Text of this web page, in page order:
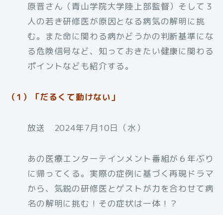
原晋さん（青山学院大学陸上部監督）そして３
人の若き研修医が原因となる病気の解明に挑
む。また命に関わる病かどうかの判断基準にな
る危険信号など、知っておきたい健康に関わる
ポイントなども紹介する。
（1）「だるくて動けない」
放送 2024年7月10日（水）
あの医療エンターテインメント番組が６年ぶり
に帰ってくる。実際の症例に基づく再現ドラマ
から、気鋭の研修医とゲストが力を合わせて病
名の解明に挑む！その症状は一体！？